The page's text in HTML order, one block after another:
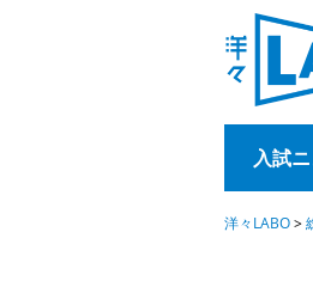
入試
洋々LABO>